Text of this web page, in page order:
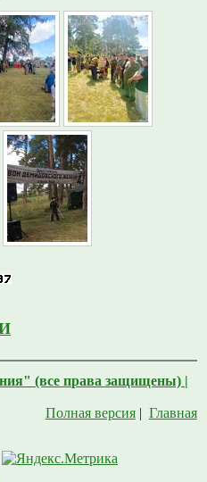
(все права защищены) |
Полная версия| Главная